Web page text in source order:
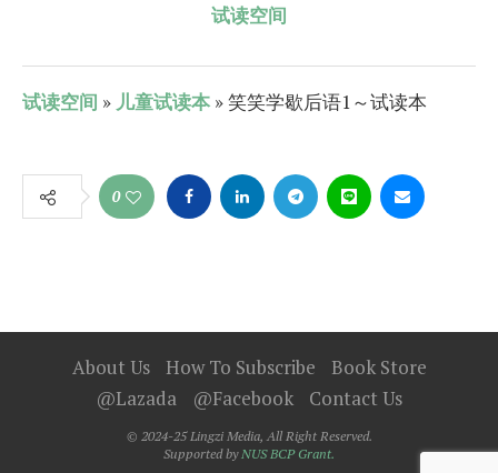
试读空间
试读空间 » 儿童试读本 » 笑笑学歇后语1～试读本
0
About Us How To Subscribe
Book Store
@Lazada
@Facebook Contact Us
© 2024-25 Lingzi Media, All Right Reserved.
Supported by NUS BCP Grant.